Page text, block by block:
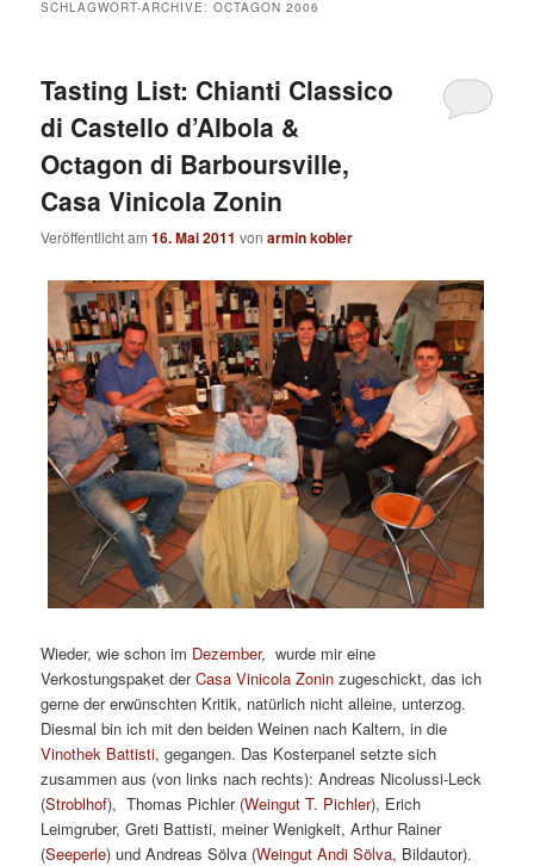
SCHLAGWORT-ARCHIVE:OCTAGON 2006
Tasting List: Chianti Classico
di Castello d’Albola &
Octagon di Barboursville,
Casa Vinicola Zonin
Veröffentlicht am16. Mai 2011 vonarmin kobler
Wieder, wie schon im Dezember, wurde mir eine
Verkostungspaket derCasa Vinicola Zonin zugeschickt, das ich
gerne der erwünschten Kritik, natürlich nicht alleine, unterzog.
Diesmal bin ich mit den beiden Weinen nach Kaltern, in die
Vinothek Battisti, gegangen. Das Kosterpanel setzte sich
zusammen aus (von links nach rechts): Andreas Nicolussi-Leck
(Stroblhof), Thomas Pichler (Weingut T. Pichler), Erich
Leimgruber, Greti Battisti, meiner Wenigkeit, Arthur Rainer
(Seeperle) und Andreas Sölva (Weingut Andi Sölva, Bildautor).